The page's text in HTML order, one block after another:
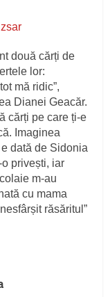
două cărți de
lor:
mă ridic”,
Dianei Geacăr.
cărți pe care ți-e
Imaginea
dată de Sidonia
privești, iar
m-au
cu mama
răsăritul”